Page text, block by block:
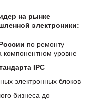
на рынке
электроники:
по ремонту
компонентном уровне
IPC
электронных блоков
бизнеса до